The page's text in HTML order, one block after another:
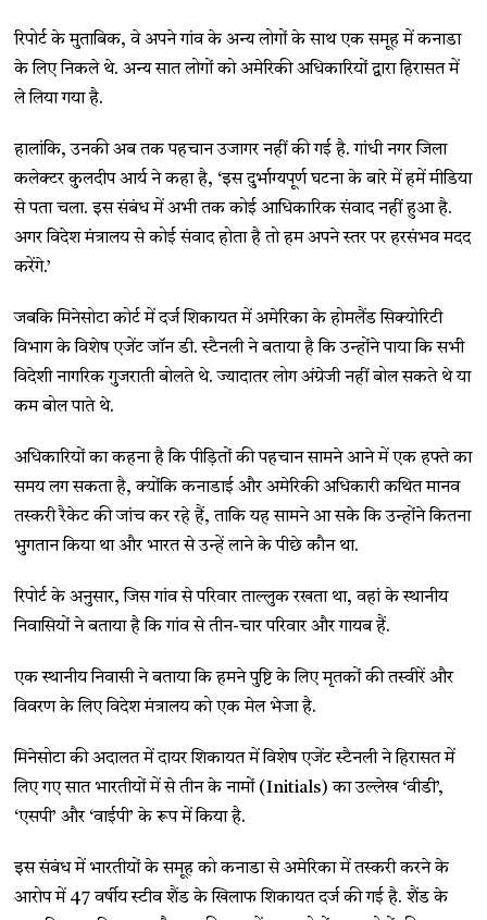
रिपोर्ट के मुताबिक, वे अपने गांव के अन्य लोगों के साथ एक समूह में कनाडा
के लिए निकले थे. अन्य सात लोगों को अमेरिकी अधिकारियों द्वारा हिरासत में
ले लिया गया है.
हालांकि, उनकी अब तक पहचान उजागर नहीं की गई है. गांधी नगर जिला
कलेक्टर कुलदीप आर्य ने कहा है, ‘इस दुर्भाग्यपूर्ण घटना के बारे में हमें मीडिया
से पता चला. इस संबंध में अभी तक कोई आधिकारिक संवाद नहीं हुआ है.
अगर विदेश मंत्रालय से कोई संवाद होता है तो हम अपने स्तर पर हरसंभव मदद
करेंगे.’
जबकि मिनेसोटा कोर्ट में दर्ज शिकायत में अमेरिका के होमलैंड सिक्योरिटी
विभाग के विशेष एजेंट जॉन डी. स्टैनली ने बताया है कि उन्होंने पाया कि सभी
विदेशी नागरिक गुजराती बोलते थे. ज्यादातर लोग अंग्रेजी नहीं बोल सकते थे या
कम बोल पाते थे.
अधिकारियों का कहना है कि पीड़ितों की पहचान सामने आने में एक हफ्ते का
समय लग सकता है, क्योंकि कनाडाई और अमेरिकी अधिकारी कथित मानव
तस्करी रैकेट की जांच कर रहे हैं, ताकि यह सामने आ सके कि उन्होंने कितना
भुगतान किया था और भारत से उन्हें लाने के पीछे कौन था.
रिपोर्ट के अनुसार, जिस गांव से परिवार ताल्लुक रखता था, वहां के स्थानीय
निवासियों ने बताया है कि गांव से तीन-चार परिवार और गायब हैं.
एक स्थानीय निवासी ने बताया कि हमने पुष्टि के लिए मृतकों की तस्वीरें और
विवरण के लिए विदेश मंत्रालय को एक मेल भेजा है.
मिनेसोटा की अदालत में दायर शिकायत में विशेष एजेंट स्टैनली ने हिरासत में
लिए गए सात भारतीयों में से तीन के नामों (Initials) का उल्लेख ‘वीडी’,
‘एसपी’ और ‘वाईपी’ के रूप में किया है.
इस संबंध में भारतीयों के समूह को कनाडा से अमेरिका में तस्करी करने के
आरोप में 47 वर्षीय स्टीव शैंड के खिलाफ शिकायत दर्ज की गई है. शैंड के